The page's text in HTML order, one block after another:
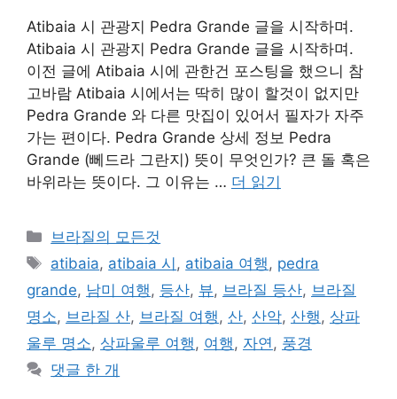
Atibaia 시 관광지 Pedra Grande 글을 시작하며.
Atibaia 시 관광지 Pedra Grande 글을 시작하며.
이전 글에 Atibaia 시에 관한건 포스팅을 했으니 참
고바람 Atibaia 시에서는 딱히 많이 할것이 없지만
Pedra Grande 와 다른 맛집이 있어서 필자가 자주
가는 편이다. Pedra Grande 상세 정보 Pedra
Grande (뻬드라 그란지) 뜻이 무엇인가? 큰 돌 혹은
바위라는 뜻이다. 그 이유는 … 더 읽기
카
테
리
브라질의 모든것
태
그
atibaia, atibaia 시 , atibaia 여행 , pedra
grande, 남미 여행 , 등산, 뷰, 브라질 등산, 브라질
명소, 브라질 산, 브라질 여행 , 산, 산악, 산행 , 상파
울루 명소, 상파울루 여행 , 여행 , 자연 , 풍경
댓글 한 개